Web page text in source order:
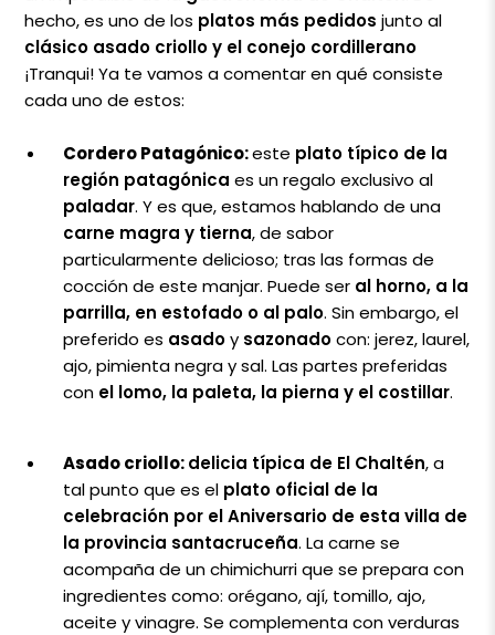
hecho, es uno de los platos más pedidos junto al
clásico asado criollo y el conejo cordillerano
¡Tranqui! Ya te vamos a comentar en qué consiste
cada uno de estos:
Cordero Patagónico:este plato típico de la
región patagónica es un regalo exclusivo al
paladar. Y es que, estamos hablando de una
carne magra y tierna, de sabor
particularmente delicioso; tras las formas de
cocción de este manjar. Puede ser al horno, a la
parrilla, en estofado o al palo. Sin embargo, el
preferido es asadoy sazonadocon: jerez, laurel,
ajo, pimienta negra y sal. Las partes preferidas
con el lomo, la paleta, la pierna y el costillar.
Asado criollo:delicia típica de El Chaltén, a
tal punto que es el plato oficial de la
celebración por el Aniversario de esta villa de
la provincia santacruceña. La carne se
acompaña de un chimichurri que se prepara con
ingredientes como: orégano, ají, tomillo, ajo,
aceite y vinagre. Se complementa con verduras